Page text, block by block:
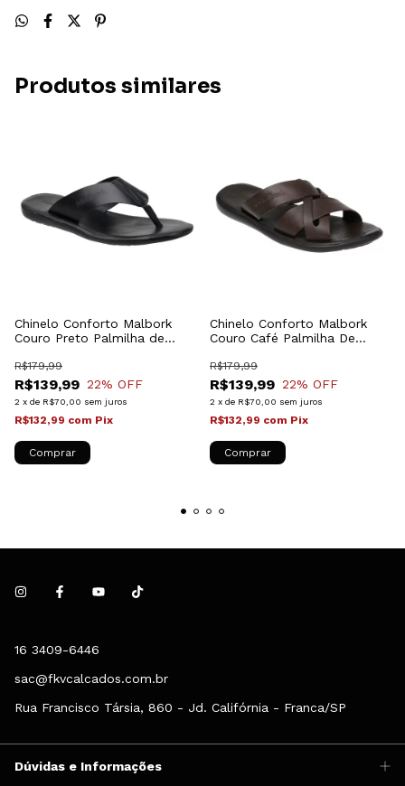
Produtos similares
Chinelo Conforto Malbork
Couro Preto Palmilha de
R$139,99
R$179,99
22% OFF
2 x de R$70,00 sem juros
R$132,99 com Pix
Comprar
Chinelo Conforto Malbork
Couro Café Palmilha De
R$139,99
R$179,99
22% OFF
2 x de R$70,00 sem juros
R$132,99 com Pix
Comprar
16 3409-6446
sac@fkvcalcados.com.br
Rua Francisco Társia, 860 - Jd. Califórnia - Franca/SP
Dúvidas e Informações